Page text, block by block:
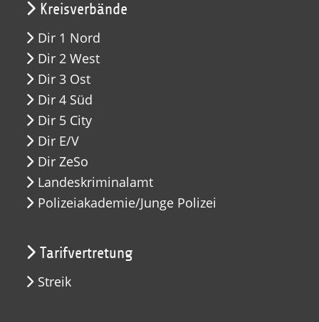
Kreisverbände
Dir 1 Nord
Dir 2 West
Dir 3 Ost
Dir 4 Süd
Dir 5 City
Dir E/V
Dir ZeSo
Landeskriminalamt
Polizeiakademie/Junge Polizei
Tarifvertretung
Streik